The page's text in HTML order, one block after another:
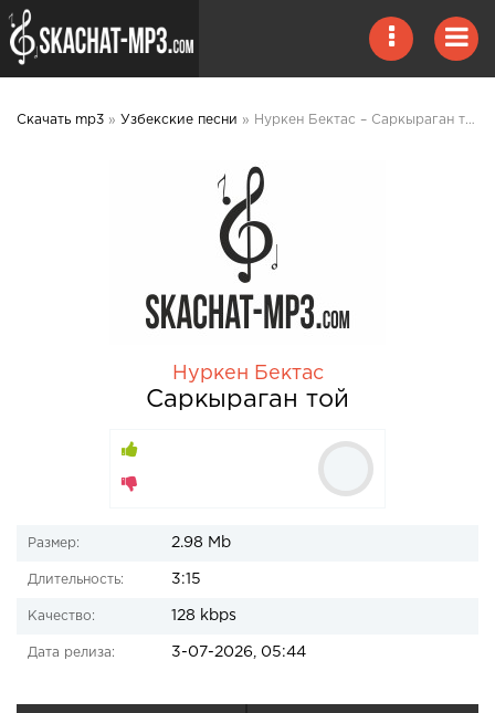
Скачать mp3 » Узбекские песни » Нуркен Бектас – Саркыраган той mp3 скачать
Нуркен Бектас
Саркыраган той
Размер: 2.98 Mb
Длительность: 3:15
Качество: 128 kbps
Дата релиза: 3-07-2026, 05:44